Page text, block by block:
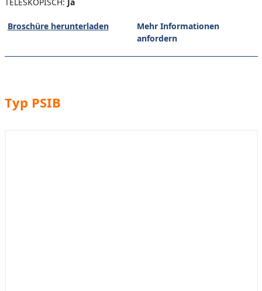
Broschüre herunterladen
Mehr Informationen
anfordern
Typ PSIB